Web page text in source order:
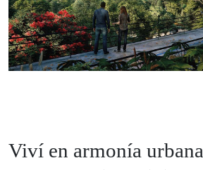
Viví en armonía urbana